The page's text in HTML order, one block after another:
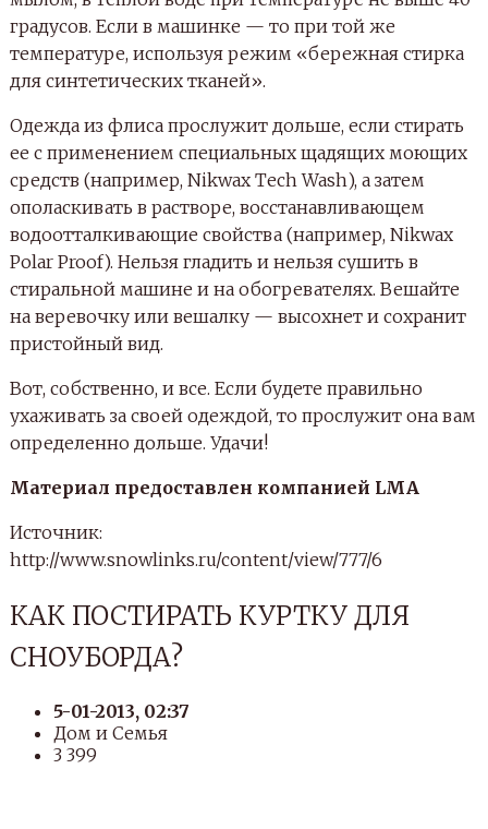
градусов. Если в машинке — то при той же
температуре, используя режим «бережная стирка
для синтетических тканей».
Одежда из флиса прослужит дольше, если стирать
ее с применением специальных щадящих моющих
средств (например, Nikwax Tech Wash), а затем
ополаскивать в растворе, восстанавливающем
водоотталкивающие свойства (например, Nikwax
Polar Proof). Нельзя гладить и нельзя сушить в
стиральной машине и на обогревателях. Вешайте
на веревочку или вешалку — высохнет и сохранит
пристойный вид.
Вот, собственно, и все. Если будете правильно
ухаживать за своей одеждой, то прослужит она вам
определенно дольше. Удачи!
Материал предоставлен компанией LMA
Источник:
http://www.snowlinks.ru/content/view/777/6
КАК ПОСТИРАТЬ КУРТКУ ДЛЯ
СНОУБОРДА?
5-01-2013, 02:37
Дом и Семья
3 399